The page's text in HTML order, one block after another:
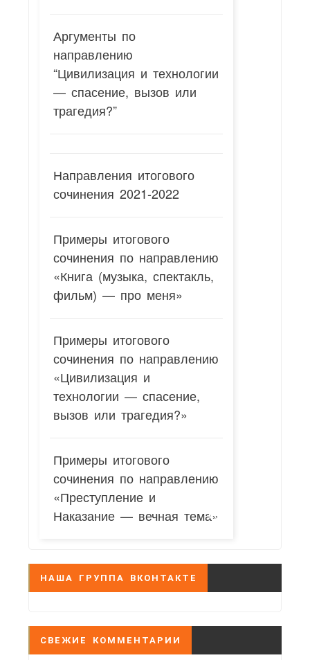
Аргументы по
направлению
“Цивилизация и технологии
— спасение, вызов или
трагедия?”
Направления итогового
сочинения 2021-2022
Примеры итогового
сочинения по направлению
«Книга (музыка, спектакль,
фильм) — про меня»
Примеры итогового
сочинения по направлению
«Цивилизация и
технологии — спасение,
вызов или трагедия?»
Примеры итогового
сочинения по направлению
«Преступление и
Наказание — вечная тема»
НАША ГРУППА ВКОНТАКТЕ
СВЕЖИЕ КОММЕНТАРИИ